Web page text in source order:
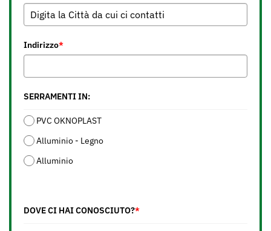
Indirizzo*
SERRAMENTI IN:
PVC OKNOPLAST
Alluminio - Legno
Alluminio
DOVE CI HAI CONOSCIUTO?*